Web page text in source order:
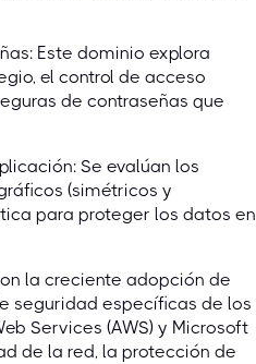
Este dominio explora
el control de acceso
de contraseñas que
Se evalúan los
(simétricos y
para proteger los datos en
la creciente adopción de
seguridad específicas de los
Services (AWS) y Microsoft
de la red, la protección de